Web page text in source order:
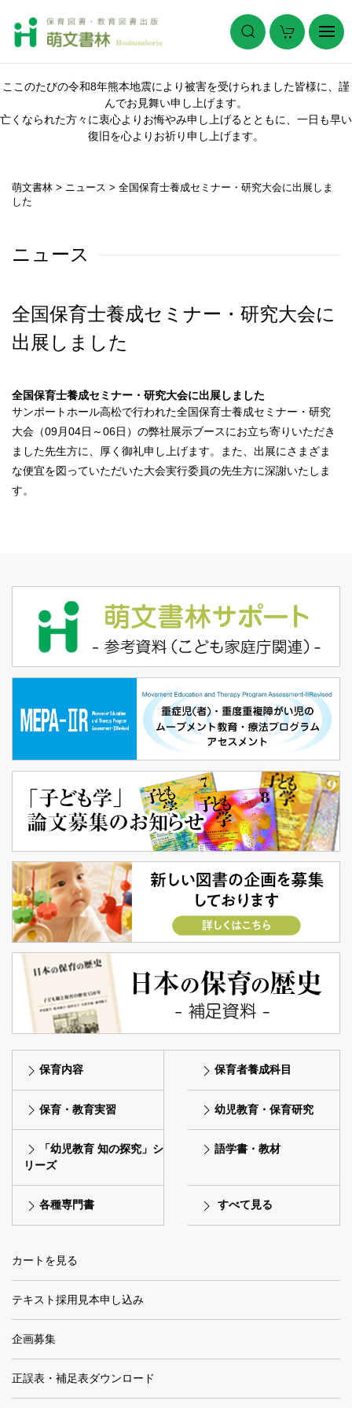
ここのたびの令和8年熊本地震により被害を受けられました皆様に、謹
んでお見舞い申し上げます。
亡くなられた方々に衷心よりお悔やみ申し上げるとともに、一日も早い
復旧を心よりお祈り申し上げます。
萌文書林 > ニュース > 全国保育士養成セミナー・研究大会に出展しま
した
ニュース
全国保育士養成セミナー・研究大会に
出展しました
全国保育士養成セミナー・研究大会に出展しました
サンポートホール高松で行われた全国保育士養成セミナー・研究
大会（09月04日～06日）の弊社展示ブースにお立ち寄りいただき
ました先生方に、厚く御礼申し上げます。また、出展にさまざま
な便宜を図っていただいた大会実行委員の先生方に深謝いたしま
す。
保育内容 保育者養成科目
保育・教育実習 幼児教育・保育研究
「幼児教育 知の探究」シ
リーズ
語学書・教材
各種専門書 すべて見る
カートを見る
テキスト採用見本申し込み
企画募集
正誤表・補足表ダウンロード